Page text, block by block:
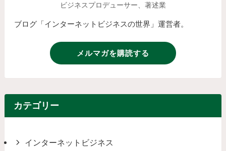
ビジネスプロデューサー、著述業
ブログ「インターネットビジネスの世界」運営者。
メルマガを購読する
カテゴリー
インターネットビジネス